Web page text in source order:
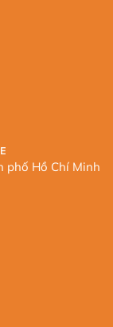
phố Hồ Chí Minh